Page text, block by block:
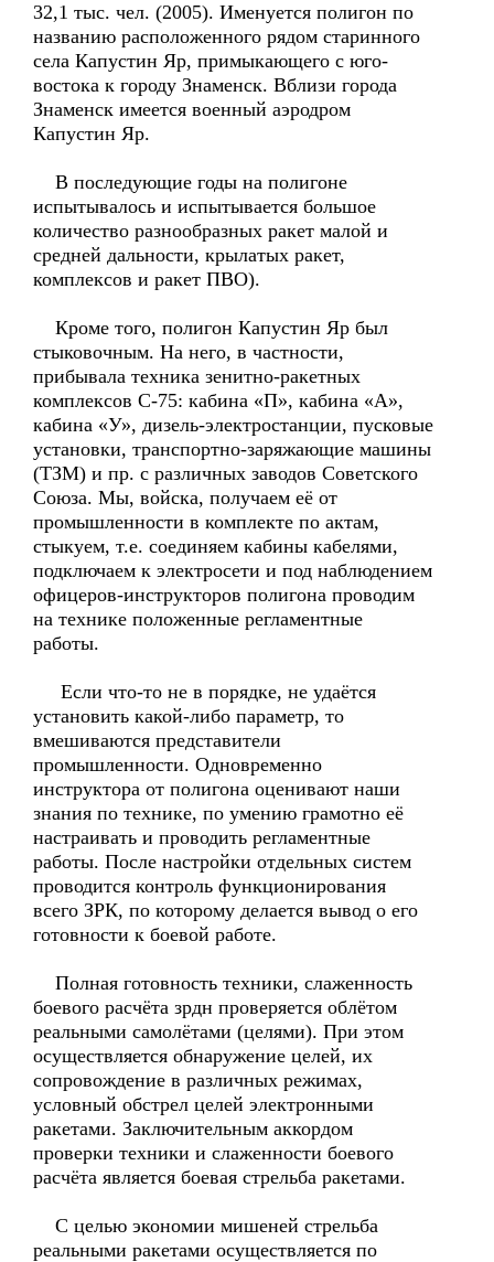
32,1 тыс. чел. (2005). Именуется полигон по
названию расположенного рядом старинного
села Капустин Яр, примыкающего с юго-
востока к городу Знаменск. Вблизи города
Знаменск имеется военный аэродром
Капустин Яр.
В последующие годы на полигоне
испытывалось и испытывается большое
количество разнообразных ракет малой и
средней дальности, крылатых ракет,
комплексов и ракет ПВО).
Кроме того, полигон Капустин Яр был
стыковочным. На него, в частности,
прибывала техника зенитно-ракетных
комплексов С-75: кабина «П», кабина «А»,
кабина «У», дизель-электростанции, пусковые
установки, транспортно-заряжающие машины
(ТЗМ) и пр. с различных заводов Советского
Союза. Мы, войска, получаем её от
промышленности в комплекте по актам,
стыкуем, т.е. соединяем кабины кабелями,
подключаем к электросети и под наблюдением
офицеров-инструкторов полигона проводим
на технике положенные регламентные
работы.
Если что-то не в порядке, не удаётся
установить какой-либо параметр, то
вмешиваются представители
промышленности. Одновременно
инструктора от полигона оценивают наши
знания по технике, по умению грамотно её
настраивать и проводить регламентные
работы. После настройки отдельных систем
проводится контроль функционирования
всего ЗРК, по которому делается вывод о его
готовности к боевой работе.
Полная готовность техники, слаженность
боевого расчёта зрдн проверяется облётом
реальными самолётами (целями). При этом
осуществляется обнаружение целей, их
сопровождение в различных режимах,
условный обстрел целей электронными
ракетами. Заключительным аккордом
проверки техники и слаженности боевого
расчёта является боевая стрельба ракетами.
С целью экономии мишеней стрельба
реальными ракетами осуществляется по